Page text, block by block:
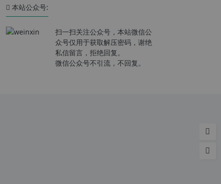
本站公众号:
扫一扫关注公众号，本站微信公
众号仅用于获取解压密码，谢绝
私信留言，拒绝回复。
微信公众号不引流，不回复。